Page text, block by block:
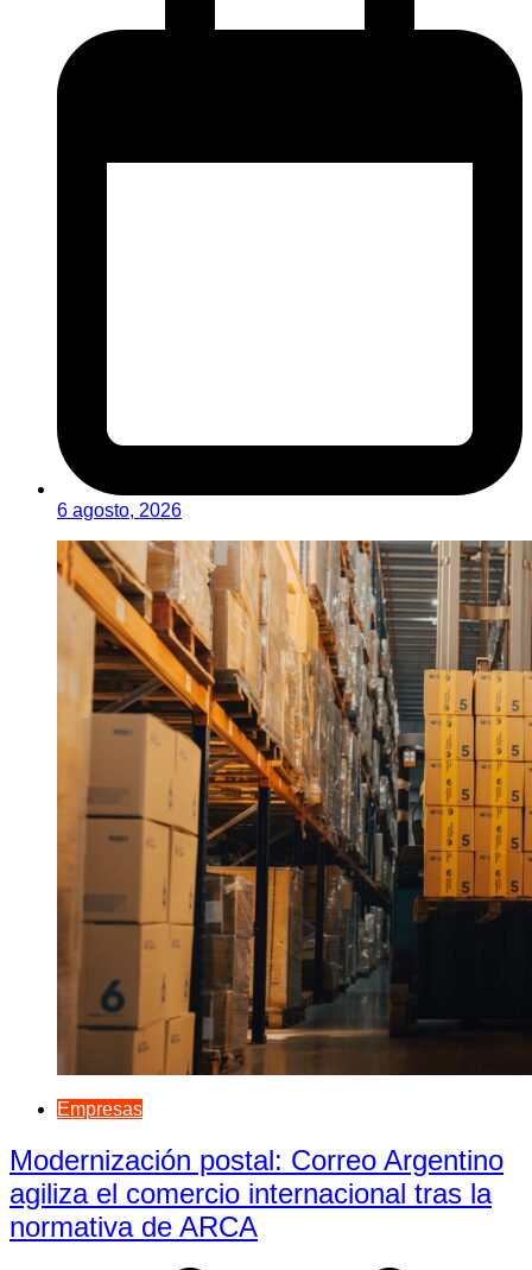
6 agosto, 2026
Empresas
Modernización postal: Correo Argentino
agiliza el comercio internacional tras la
normativa de ARCA